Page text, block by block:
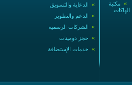
» الدعاية والتسويق
» الدعم والتطوير
» الشركات الرسمية
» حجز دومينات
» خدمات الإستضافة
» مكتبة
الهاكات